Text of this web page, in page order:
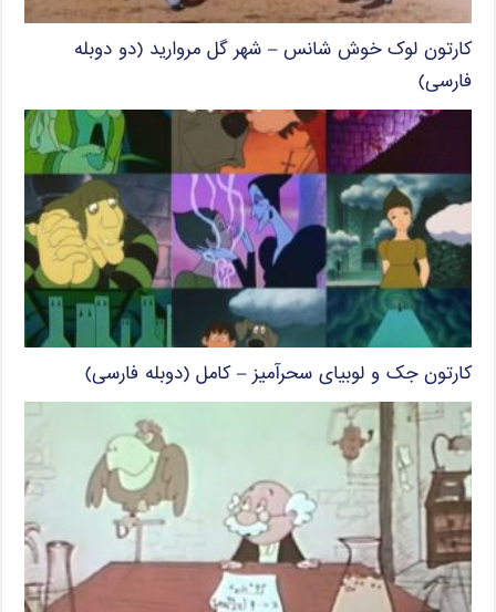
کارتون لوک خوش شانس – شهر گل مروارید (دو دوبله
فارسی)
کارتون جک و لوبیای سحرآمیز – کامل (دوبله فارسی)